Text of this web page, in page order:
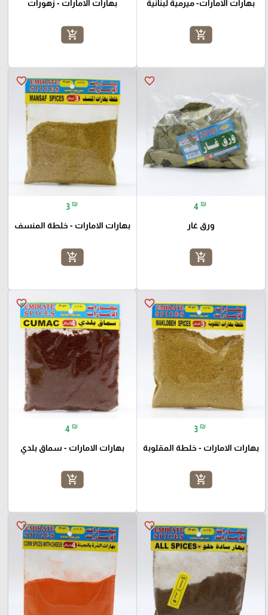
بهارات الامارات- ميرمية لبنانية
add_shopping_cart
بهارات الامارات - زهورات
add_shopping_cart
favorite_border
4 ₪
ورق غار
add_shopping_cart
favorite_border
3 ₪
بهارات الامارات - خلطة المنسف
add_shopping_cart
favorite_border
3 ₪
بهارات الامارات - خلطة المقلوبة
add_shopping_cart
favorite_border
4 ₪
بهارات الامارات - سماق بلدي
add_shopping_cart
favorite_border
favorite_border